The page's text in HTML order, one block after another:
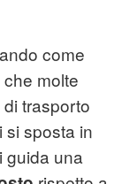
come
molte
trasporto
si sposta in
guida una